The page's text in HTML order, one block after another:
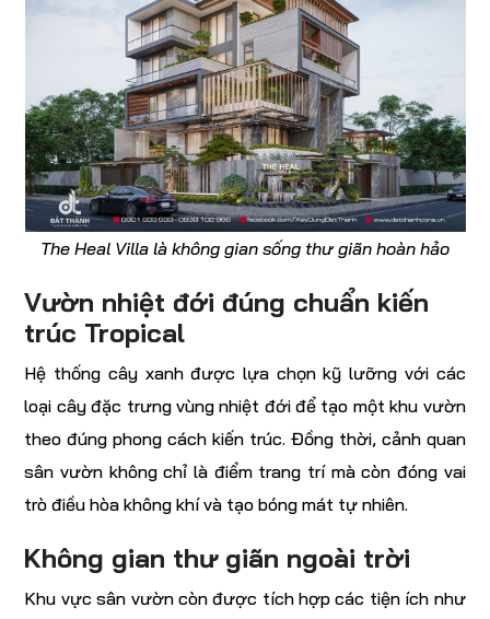
The Heal Villa là không gian sống thư giãn hoàn hảo
Vườn nhiệt đới đúng chuẩn kiến
trúc Tropical
Hệ thống cây xanh được lựa chọn kỹ lưỡng với các
loại cây đặc trưng vùng nhiệt đới để tạo một khu vườn
theo đúng phong cách kiến trúc. Đồng thời, cảnh quan
sân vườn không chỉ là điểm trang trí mà còn đóng vai
trò điều hòa không khí và tạo bóng mát tự nhiên.
Không gian thư giãn ngoài trời
Khu vực sân vườn còn được tích hợp các tiện ích như